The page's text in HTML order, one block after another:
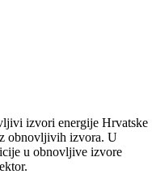
izvori energije Hrvatske
obnovljivih izvora. U
u obnovljive izvore